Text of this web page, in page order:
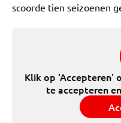
scoorde tien seizoenen
Klik op 'Accepteren'
te accepteren